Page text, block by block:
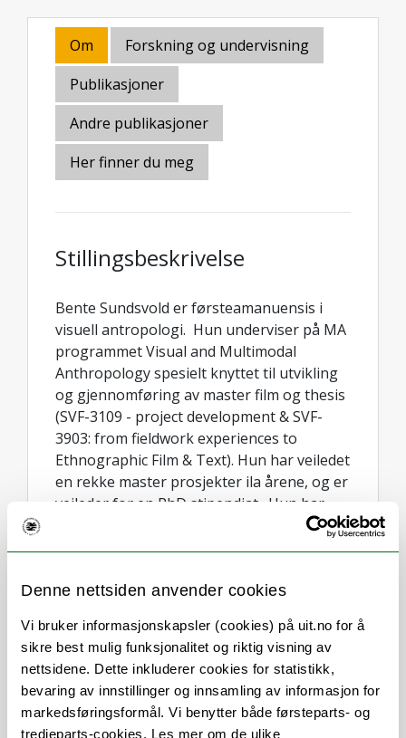
Denne nettsiden anvender cookies
Vi bruker informasjonskapsler (cookies) på uit.no for å
sikre best mulig funksjonalitet og riktig visning av
nettsidene. Dette inkluderer cookies for statistikk,
bevaring av innstillinger og innsamling av informasjon for
markedsføringsformål. Vi benytter både førsteparts- og
tredjeparts-cookies. Les mer om de ulike
Om
Forskning og undervisning
Publikasjoner
Andre publikasjoner
Her finner du meg
Stillingsbeskrivelse
Bente Sundsvold er førsteamanuensis i
visuell antropologi. Hun underviser på MA
programmet Visual and Multimodal
Anthropology spesielt knyttet til utvikling
og gjennomføring av master film og thesis
(SVF-3109 - project development & SVF-
3903: from fieldwork experiences to
Ethnographic Film & Text). Hun har veiledet
en rekke master prosjekter ila årene, og er
veileder for en PhD stipendiat. Hun har
undervist på en rekke emner i bachelor og
masterprogrammene ved ISV. SOA 2003-
metode, SVF- 3107 Visual Ethnography and
metode, SPL 1003 Kulturforståelse og
lokale prosesser, SOA- 3004 Minoritet,
identitet og grenser og SOA-3006
Indigenous culture, resource management
and human rights, og SVF- 8054